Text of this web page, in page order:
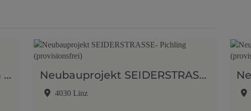
Neuwertige 3-Zi-Wohnung in Traun mit Balkon, Stellplatz, Fußbodenheizung & Klimaanlage! Neubauprojekt SEIDERSTRASSE- Pichling (provisionsfrei)
4030 Linz